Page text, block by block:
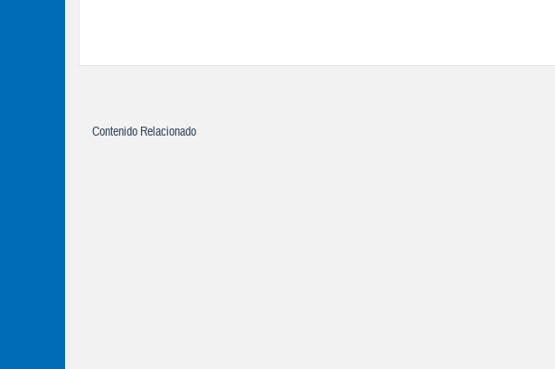
Contenido Relacionado